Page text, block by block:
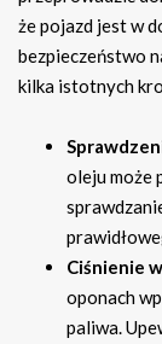
że pojazd jest w
bezpieczeństwo
kilka istotnych
oleju może
Ciśnienie
oponach
paliwa.